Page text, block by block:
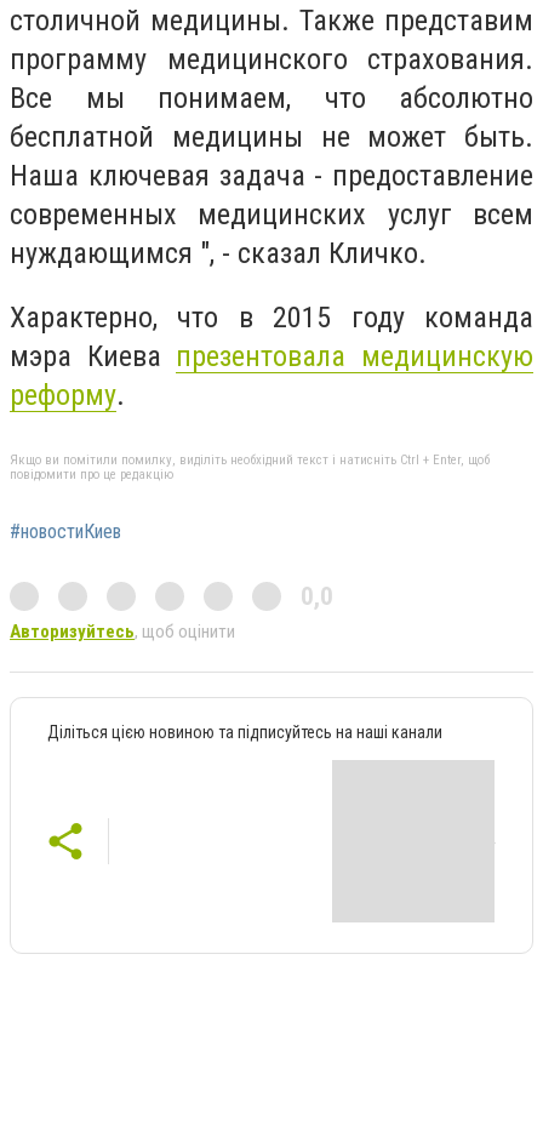
столичной медицины. Также представим
программу медицинского страхования.
Все мы понимаем, что абсолютно
бесплатной медицины не может быть.
Наша ключевая задача - предоставление
современных медицинских услуг всем
нуждающимся ", - сказал Кличко.
Характерно, что в 2015 году команда
мэра Киева презентовала медицинскую
реформу.
Якщо ви помітили помилку, виділіть необхідний текст і натисніть Ctrl + Enter, щоб
повідомити про це редакцію
#новостиКиев
0,0
Авторизуйтесь, щоб оцінити
Діліться цією новиною та підписуйтесь на наші канали